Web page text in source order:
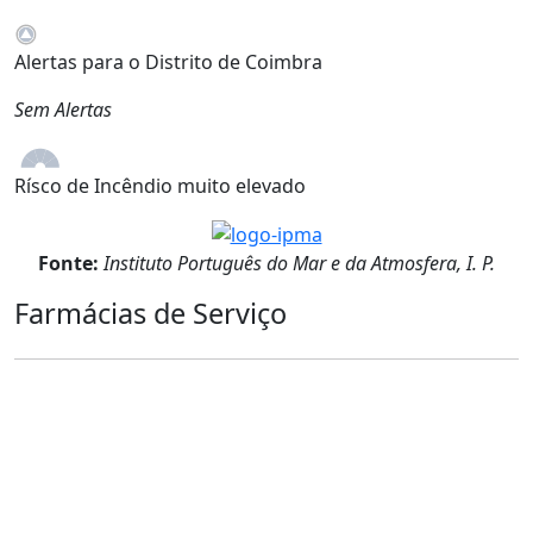
Alertas para o Distrito de Coimbra
Sem Alertas
Rísco de Incêndio muito elevado
Fonte: Instituto Português do Mar e da Atmosfera, I. P.
Farmácias de Serviço